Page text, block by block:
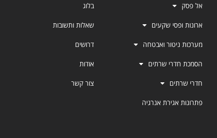
אל פסק
ארונות ופסי שקעים
מערכות ניטור ואבטחה
הסמכת חדרי שרתים
חדרי שרתים
פתרונות אגירת אנרגיה
בלוג
שאלות ותשובות
דרושים
אודות
צור קשר